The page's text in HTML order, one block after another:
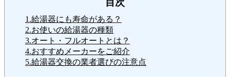
目次
1.給湯器にも寿命がある？
2.お使いの給湯器の種類
3.オート・フルオートとは？
4.おすすめメーカーをご紹介
5.給湯器交換の業者選びの注意点